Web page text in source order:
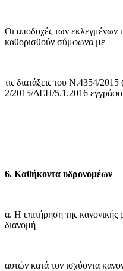
Οι αποδοχές των εκλεγμένων
καθορισθούν σύμφωνα με
τις διατάξεις του Ν.4354/
2/2015/ΔΕΠ/5.1.2016
6. Καθήκοντα υδρονομέων
α. Η επιτήρηση της
διανομή
αυτών κατά τον ισχύοντα